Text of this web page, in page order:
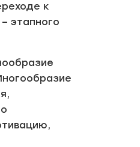
к
этапного